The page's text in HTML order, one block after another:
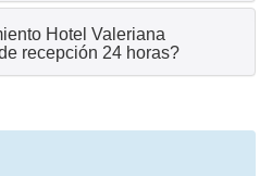
Hotel Valeriana
recepción 24 horas?